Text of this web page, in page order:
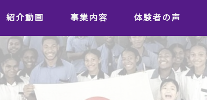
紹介動画 事業内容
体験者の声
学習者の声
日本語教師の声